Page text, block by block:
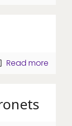
Read more